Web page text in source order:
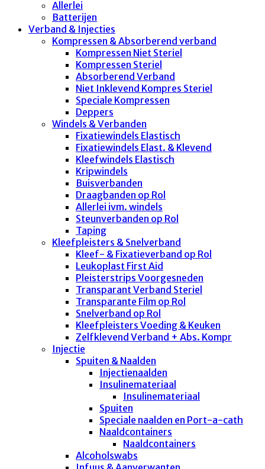
Allerlei
Batterijen
Verband & Injecties
Kompressen & Absorberend verband
Kompressen Niet Steriel
Kompressen Steriel
Absorberend Verband
Niet Inklevend Kompres Steriel
Speciale Kompressen
Deppers
Windels & Verbanden
Fixatiewindels Elastisch
Fixatiewindels Elast. & Klevend
Kleefwindels Elastisch
Kripwindels
Buisverbanden
Draagbanden op Rol
Allerlei ivm. windels
Steunverbanden op Rol
Taping
Kleefpleisters & Snelverband
Kleef- & Fixatieverband op Rol
Leukoplast First Aid
Pleisterstrips Voorgesneden
Transparant Verband Steriel
Transparante Film op Rol
Snelverband op Rol
Kleefpleisters Voeding & Keuken
Zelfklevend Verband + Abs. Kompr
Injectie
Spuiten & Naalden
Injectienaalden
Insulinemateriaal
Insulinemateriaal
Spuiten
Speciale naalden en Port-a-cath
Naaldcontainers
Naaldcontainers
Alcoholswabs